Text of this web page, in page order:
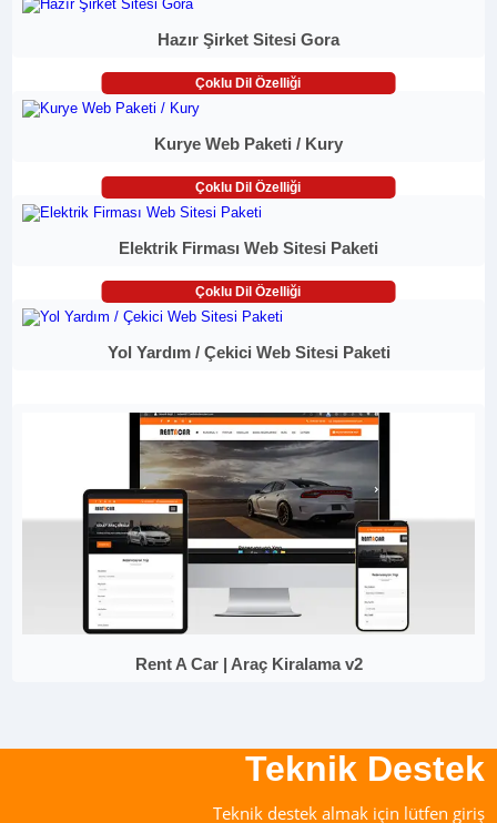
Hazır Şirket Sitesi Gora
Çoklu Dil Özelliği
Kurye Web Paketi / Kury
Çoklu Dil Özelliği
Elektrik Firması Web Sitesi Paketi
Çoklu Dil Özelliği
Yol Yardım / Çekici Web Sitesi Paketi
Rent A Car | Araç Kiralama v2
Teknik Destek
Teknik destek almak için lütfen giriş